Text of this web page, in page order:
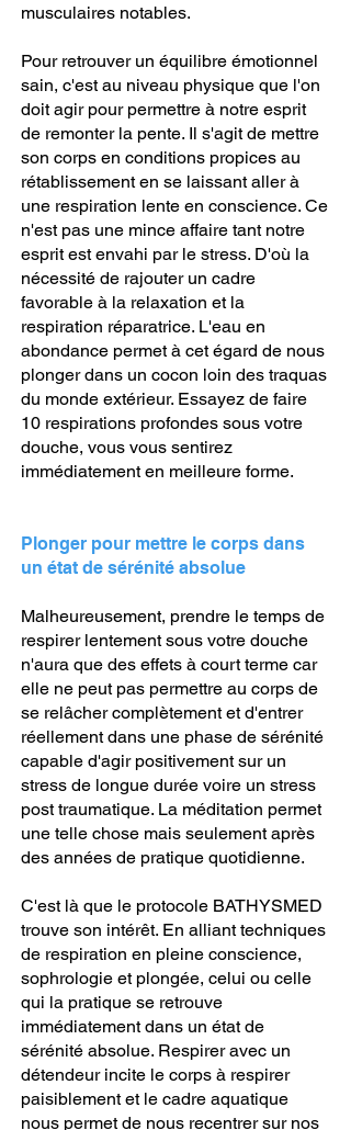
musculaires notables.
Pour retrouver un équilibre émotionnel
sain, c'est au niveau physique que l'on
doit agir pour permettre à notre esprit
de remonter la pente. Il s'agit de mettre
son corps en conditions propices au
rétablissement en se laissant aller à
une respiration lente en conscience. Ce
n'est pas une mince affaire tant notre
esprit est envahi par le stress. D'où la
nécessité de rajouter un cadre
favorable à la relaxation et la
respiration réparatrice. L'eau en
abondance permet à cet égard de nous
plonger dans un cocon loin des traquas
du monde extérieur. Essayez de faire
10 respirations profondes sous votre
douche, vous vous sentirez
immédiatement en meilleure forme.
Plonger pour mettre le corps dans
un état de sérénité absolue
Malheureusement, prendre le temps de
respirer lentement sous votre douche
n'aura que des effets à court terme car
elle ne peut pas permettre au corps de
se relâcher complètement et d'entrer
réellement dans une phase de sérénité
capable d'agir positivement sur un
stress de longue durée voire un stress
post traumatique. La méditation permet
une telle chose mais seulement après
des années de pratique quotidienne.
C'est là que le protocole BATHYSMED
trouve son intérêt. En alliant techniques
de respiration en pleine conscience,
sophrologie et plongée, celui ou celle
qui la pratique se retrouve
immédiatement dans un état de
sérénité absolue. Respirer avec un
détendeur incite le corps à respirer
paisiblement et le cadre aquatique
nous permet de nous recentrer sur nos